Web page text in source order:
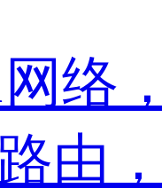
络
由